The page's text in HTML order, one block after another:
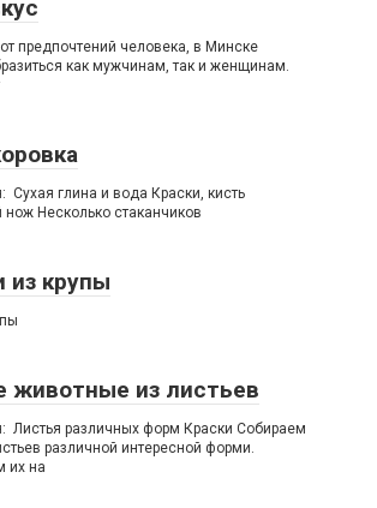
предпочтений человека, в Минске
как мужчинам, так и женщинам.
Сухая глина и вода Краски, кисть
нож Несколько стаканчиков
из крупы
животные из листьев
Листья различных форм Краски Собираем
различной интересной форми.
их на